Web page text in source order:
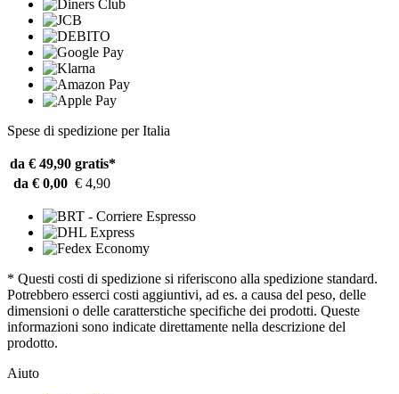
Spese di spedizione per Italia
da € 49,90 gratis*
da € 0,00 € 4,90
* Questi costi di spedizione si riferiscono alla spedizione standard.
Potrebbero esserci costi aggiuntivi, ad es. a causa del peso, delle
dimensioni o delle caratterstiche specifiche dei prodotti. Queste
informazioni sono indicate direttamente nella descrizione del
prodotto.
Aiuto